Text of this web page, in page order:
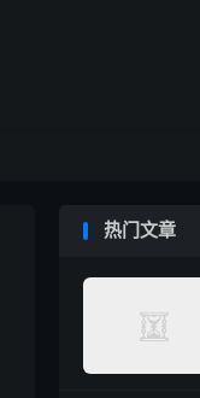
热门文章